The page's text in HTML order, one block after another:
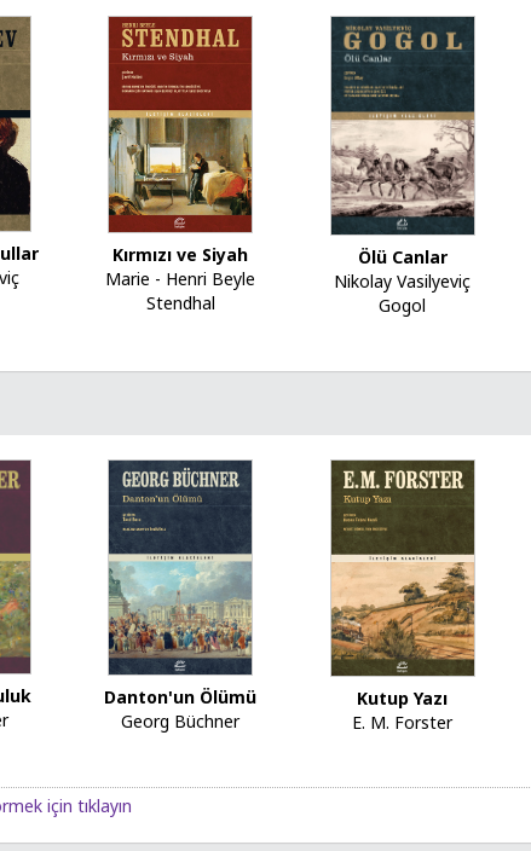
Kırmızı ve Siyah
Marie - Henri Beyle
Stendhal
Ölü Canlar
Nikolay Vasilyeviç
Gogol
Danton'un Ölümü
Georg Büchner
Kutup Yazı
E. M. Forster
için tıklayın